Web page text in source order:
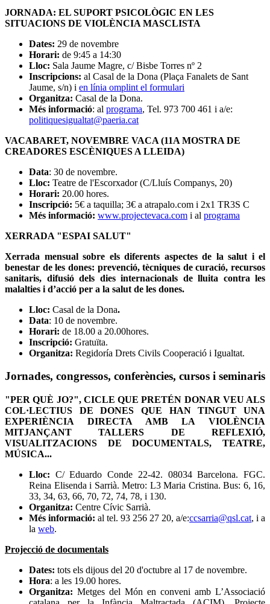
JORNADA: EL SUPORT PSICOLÒGIC EN LES
SITUACIONS DE VIOLÈNCIA MASCLISTA
Dates: 29 de novembre
Horari: de 9:45 a 14:30
Lloc: Sala Jaume Magre, c/ Bisbe Torres nº 2
Inscripcions: al Casal de la Dona (Plaça Fanalets de Sant
Jaume, s/n) i en línia omplint el formulari
Organitza: Casal de la Dona.
Més informació: al programa, Tel. 973 700 461 i a/e:
politiquesigualtat@paeria.cat
VACABARET, NOVEMBRE VACA (11A MOSTRA DE
CREADORES ESCÈNIQUES A LLEIDA)
Data: 30 de novembre.
Lloc: Teatre de l'Escorxador (C/Lluís Companys, 20)
Horari: 20.00 hores.
Inscripció: 5€ a taquilla; 3€ a atrapalo.com i 2x1 TR3S C
Més informació: www.projectevaca.com i al programa
XERRADA "ESPAI SALUT"
Xerrada mensual sobre els diferents aspectes de la salut i el
benestar de les dones: prevenció, tècniques de curació, recursos
sanitaris, difusió dels dies internacionals de lluita contra les
malalties i d’acció per a la salut de les dones.
Lloc: Casal de la Dona.
Data: 10 de novembre.
Horari: de 18.00 a 20.00hores.
Inscripció: Gratuïta.
Organitza: Regidoría Drets Civils Cooperació i Igualtat.
Jornades, congressos, conferències, cursos i seminaris
"PER QUÈ JO?", CICLE QUE PRETÉN DONAR VEU ALS
COL·LECTIUS DE DONES QUE HAN TINGUT UNA
EXPERIÈNCIA DIRECTA AMB LA VIOLÈNCIA
MITJANÇANT TALLERS DE REFLEXIÓ,
VISUALITZACIONS DE DOCUMENTALS, TEATRE,
MÚSICA...
Lloc: C/ Eduardo Conde 22-42. 08034 Barcelona. FGC.
Reina Elisenda i Sarrià. Metro: L3 Maria Cristina. Bus: 6, 16,
33, 34, 63, 66, 70, 72, 74, 78, i 130.
Organitza: Centre Cívic Sarrià.
Més informació: al tel. 93 256 27 20, a/e:ccsarria@qsl.cat, i a
la web.
Projecció de documentals
Dates: tots els dijous del 20 d'octubre al 17 de novembre.
Hora: a les 19.00 hores.
Organitza: Metges del Món en conveni amb L’Associació